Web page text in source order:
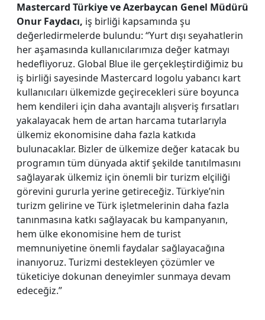
Mastercard Türkiye ve Azerbaycan Genel Müdürü
Onur Faydacı, iş birliği kapsamında şu
değerledirmelerde bulundu: “Yurt dışı seyahatlerin
her aşamasında kullanıcılarımıza değer katmayı
hedefliyoruz. Global Blue ile gerçekleştirdiğimiz bu
iş birliği sayesinde Mastercard logolu yabancı kart
kullanıcıları ülkemizde geçirecekleri süre boyunca
hem kendileri için daha avantajlı alışveriş fırsatları
yakalayacak hem de artan harcama tutarlarıyla
ülkemiz ekonomisine daha fazla katkıda
bulunacaklar. Bizler de ülkemize değer katacak bu
programın tüm dünyada aktif şekilde tanıtılmasını
sağlayarak ülkemiz için önemli bir turizm elçiliği
görevini gururla yerine getireceğiz. Türkiye’nin
turizm gelirine ve Türk işletmelerinin daha fazla
tanınmasına katkı sağlayacak bu kampanyanın,
hem ülke ekonomisine hem de turist
memnuniyetine önemli faydalar sağlayacağına
inanıyoruz. Turizmi destekleyen çözümler ve
tüketiciye dokunan deneyimler sunmaya devam
edeceğiz.”